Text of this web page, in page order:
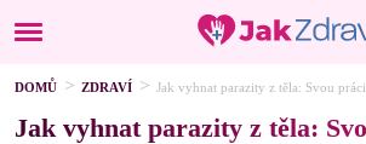
DOMŮ ZDRAVÍ Jak vyhnat parazity z těla: Svou
Jak vyhnat parazity z těla: